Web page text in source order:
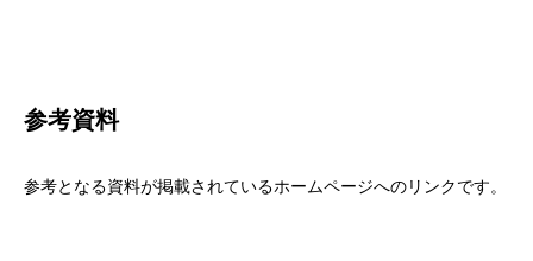
参考資料
参考となる資料が掲載されているホームページへのリンクです。